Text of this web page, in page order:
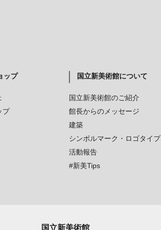
ップ
プ
国立新美術館について
国立新美術館のご紹介
館長からのメッセージ
建築
シンボルマーク・ロゴタイプ
活動報告
#新美Tips
国立新美術館